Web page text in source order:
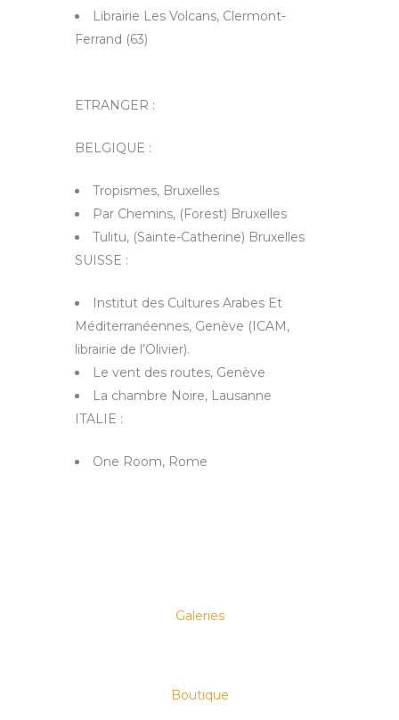
Librairie Les Volcans, Clermont-
Ferrand (63)
ETRANGER :
BELGIQUE :
Tropismes, Bruxelles
Par Chemins, (Forest) Bruxelles
Tulitu, (Sainte-Catherine) Bruxelles
SUISSE :
Institut des Cultures Arabes Et
Méditerranéennes, Genève (ICAM,
librairie de l’Olivier).
Le vent des routes, Genève
La chambre Noire, Lausanne
ITALIE :
One Room, Rome
Galeries
Boutique